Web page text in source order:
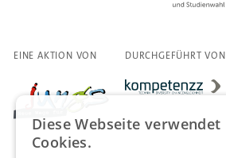
EINE AKTION VON DURCHGEFÜHRT VON
Diese Webseite verwendet
Cookies.